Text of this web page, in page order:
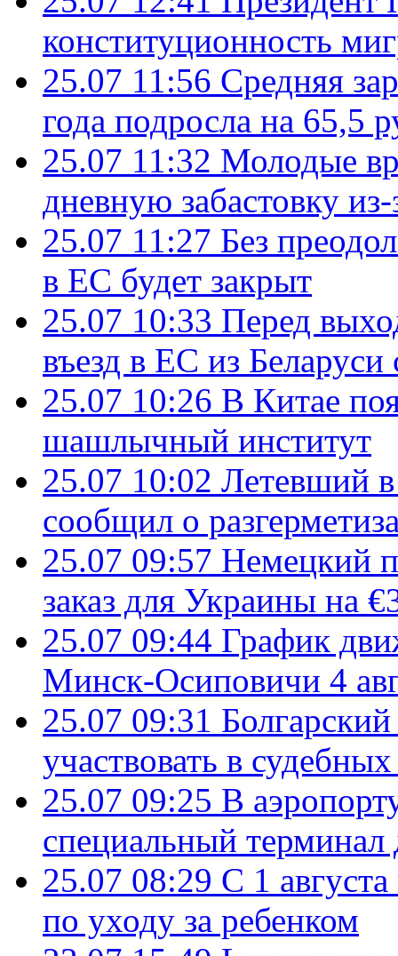
конституционность
25.07 11:56 Средняя
года подросла на 65,5
25.07 11:32 Молодые
дневную забастовку
25.07 11:27 Без
в ЕС будет закрыт
25.07 10:33 Перед
въезд в ЕС из Беларуси
25.07 10:26 В Китае
шашлычный институт
25.07 10:02 Летевший
сообщил о
25.07 09:57 Немецкий
заказ для Украины на
25.07 09:44 График
Минск-Осиповичи 4
25.07 09:31
участвовать в
25.07 09:25 В
специальный терминал
25.07 08:29 С 1
по уходу за ребенком